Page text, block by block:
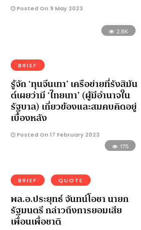
Posted On 9 May 2023
2.8K
BRIEF
รู้จัก ‘ทุนจีนเทา’ เครือข่ายที่รังสิมัน
ต์เผยว่ามี ‘ไทยเทา’ (ผู้มีอำนาจใน
รัฐบาล) เกี่ยวข้องและสมคบคิดอยู่
เบื้องหลัง
Posted On 17 February 2023
175
BRIEF QUOTE
พล.อ.ประยุทธ์ จันทน์โอชา นายก
รัฐมนตรี กล่าวถึงการยอมเสีย
เพื่อนเพื่อชาติ